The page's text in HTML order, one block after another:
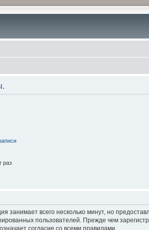
раз
занимает всего несколько минут, но
пользователей. Прежде чем
согласие со всеми правилами.